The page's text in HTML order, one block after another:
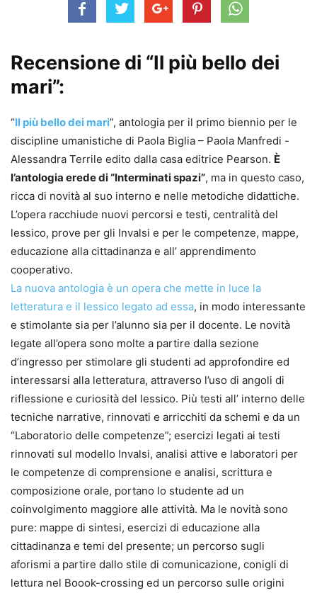
Recensione di “Il più bello dei
mari”:
“Il più bello dei mari”, antologia per il primo biennio per le
discipline umanistiche di Paola Biglia – Paola Manfredi -
Alessandra Terrile edito dalla casa editrice Pearson. È
l’antologia erede di “Interminati spazi”, ma in questo caso,
ricca di novità al suo interno e nelle metodiche didattiche.
L’opera racchiude nuovi percorsi e testi, centralità del
lessico, prove per gli Invalsi e per le competenze, mappe,
educazione alla cittadinanza e all’ apprendimento
cooperativo.
La nuova antologia è un opera che mette in luce la
letteratura e il lessico legato ad essa, in modo interessante
e stimolante sia per l’alunno sia per il docente. Le novità
legate all’opera sono molte a partire dalla sezione
d’ingresso per stimolare gli studenti ad approfondire ed
interessarsi alla letteratura, attraverso l’uso di angoli di
riflessione e curiosità del lessico. Più testi all’ interno delle
tecniche narrative, rinnovati e arricchiti da schemi e da un
“Laboratorio delle competenze”; esercizi legati ai testi
rinnovati sul modello Invalsi, analisi attive e laboratori per
le competenze di comprensione e analisi, scrittura e
composizione orale, portano lo studente ad un
coinvolgimento maggiore alle attività. Ma le novità sono
pure: mappe di sintesi, esercizi di educazione alla
cittadinanza e temi del presente; un percorso sugli
aforismi a partire dallo stile di comunicazione, conigli di
lettura nel Boook-crossing ed un percorso sulle origini